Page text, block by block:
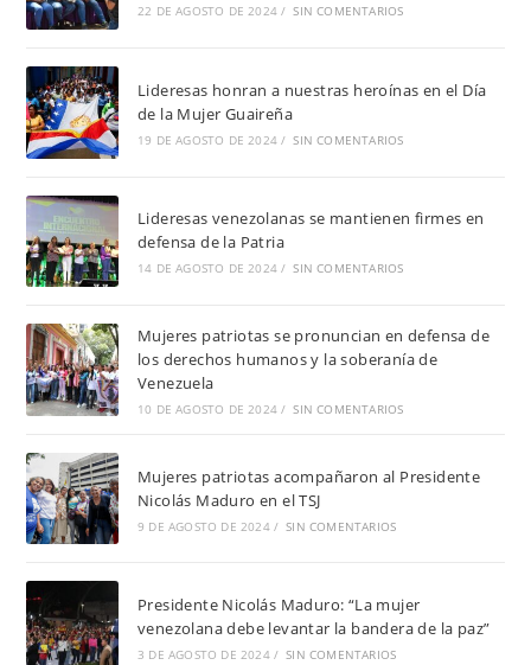
22 DE AGOSTO DE 2024 / SIN COMENTARIOS
Lideresas honran a nuestras heroínas en el Día
de la Mujer Guaireña
19 DE AGOSTO DE 2024 / SIN COMENTARIOS
Lideresas venezolanas se mantienen firmes en
defensa de la Patria
14 DE AGOSTO DE 2024 / SIN COMENTARIOS
Mujeres patriotas se pronuncian en defensa de
los derechos humanos y la soberanía de
Venezuela
10 DE AGOSTO DE 2024 / SIN COMENTARIOS
Mujeres patriotas acompañaron al Presidente
Nicolás Maduro en el TSJ
9 DE AGOSTO DE 2024 / SIN COMENTARIOS
Presidente Nicolás Maduro: “La mujer
venezolana debe levantar la bandera de la paz”
3 DE AGOSTO DE 2024 / SIN COMENTARIOS